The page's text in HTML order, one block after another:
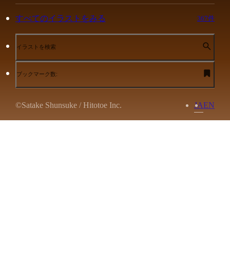
すべてのイラストをみる 367件
イラストを検索
ブックマーク数:
©Satake Shunsuke / Hitotoe Inc. JAEN